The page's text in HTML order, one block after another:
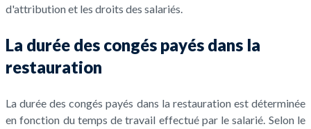
d'attribution et les droits des salariés.
La durée des congés payés dans la
restauration
La durée des congés payés dans la restauration est déterminée
en fonction du temps de travail effectué par le salarié. Selon le